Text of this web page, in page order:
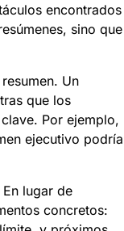
encontrados
sino que
Un
que los
Por ejemplo,
ejecutivo podría
lugar de
concretos: